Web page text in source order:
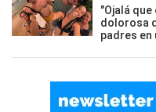
"Ojalá
dolorosa
padres en